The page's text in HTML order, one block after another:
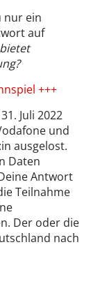
nur ein
auf
+++
Juli 2022
und
ausgelost.
Daten
Antwort
Teilnahme
Der oder die
nach